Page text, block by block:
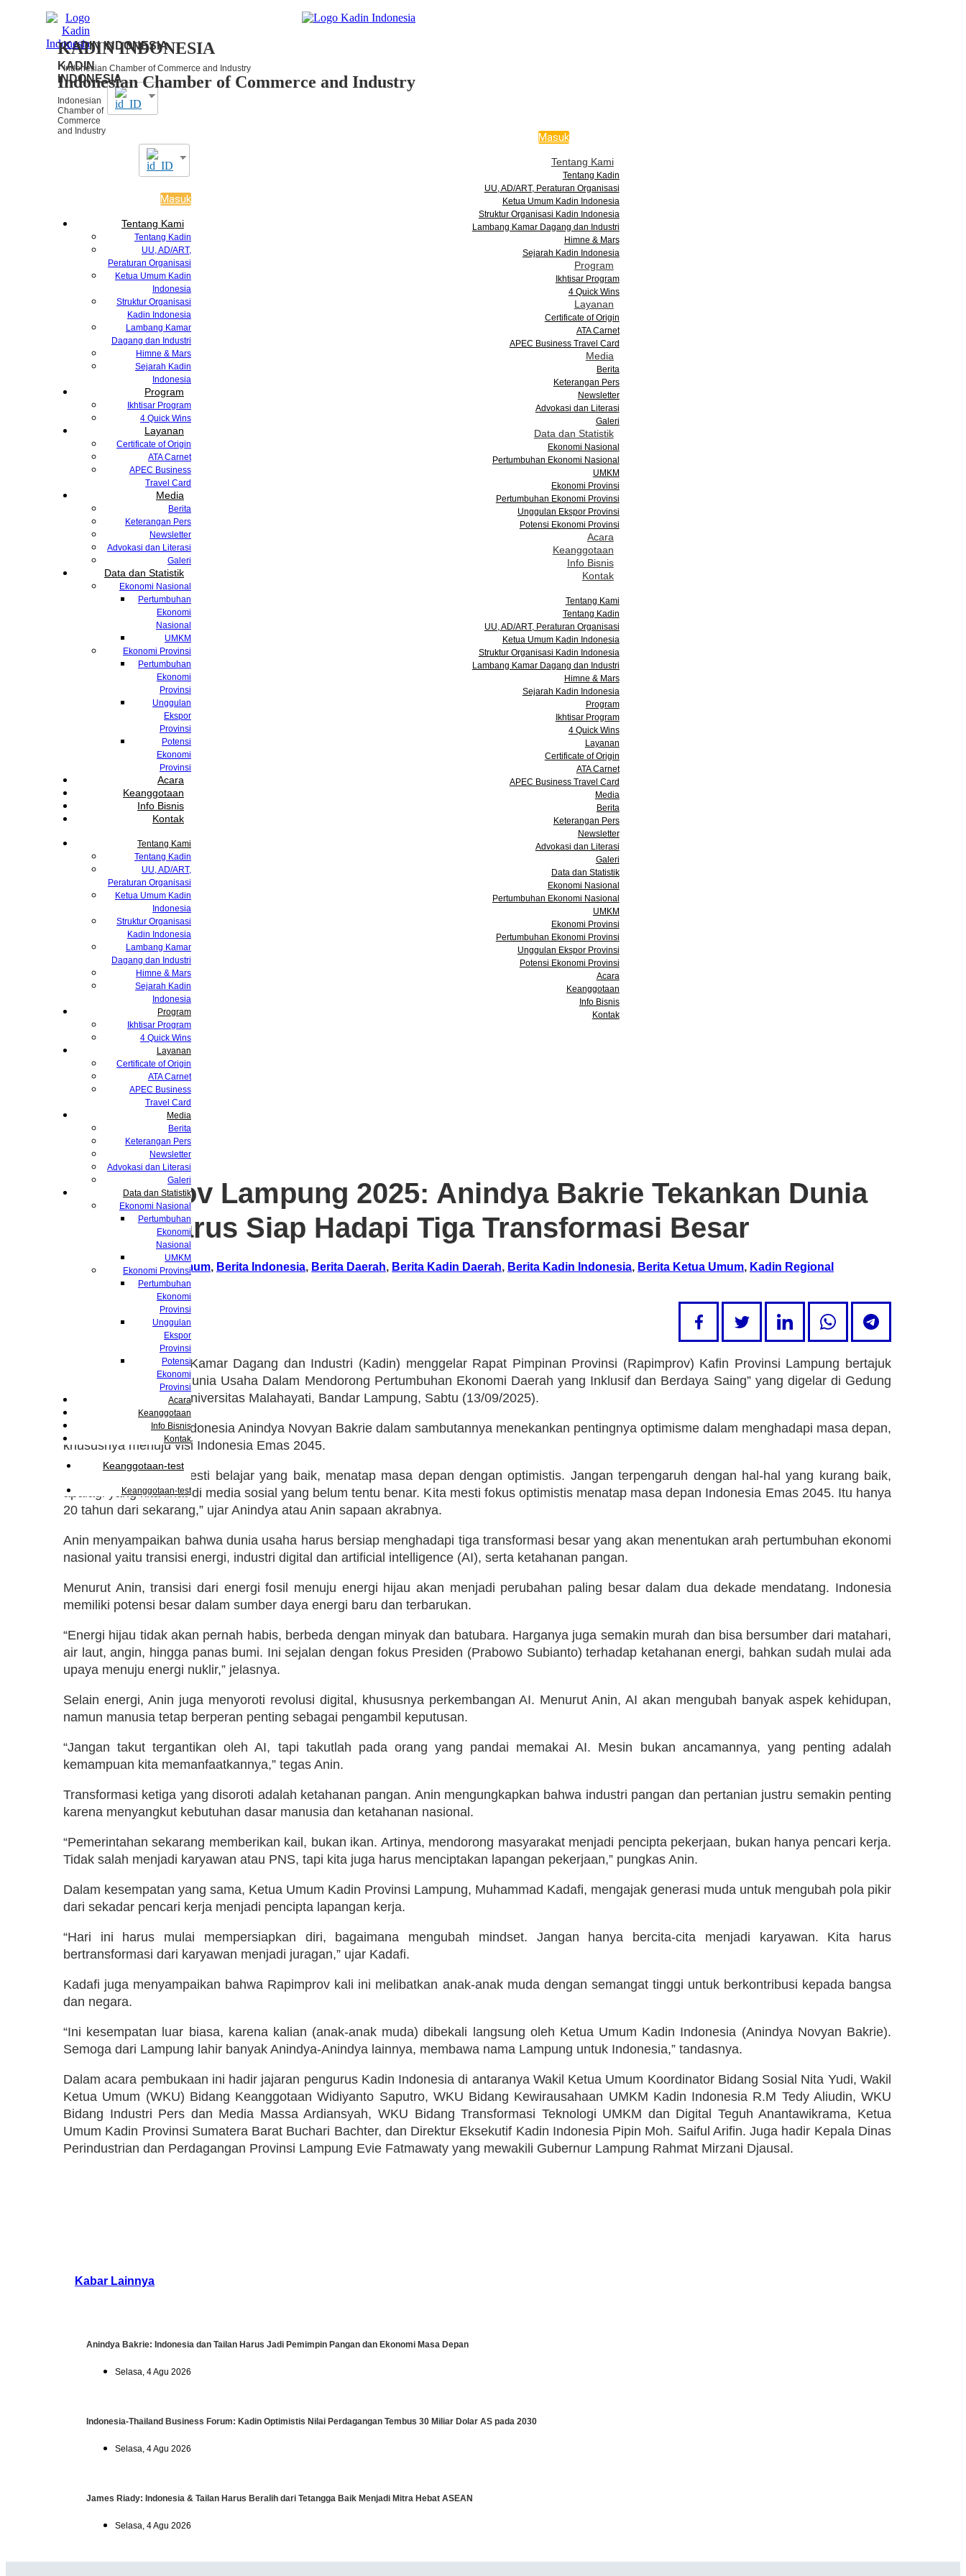
KADIN
INDONESIA
Indonesian
Chamber of
Commerce
and Industry
Masuk
Tentang Kami
Tentang Kadin
UU, AD/ART,
Peraturan Organisasi
Ketua Umum Kadin
Indonesia
Struktur Organisasi
Kadin Indonesia
Lambang Kamar
Dagang dan Industri
Himne & Mars
Sejarah Kadin
Indonesia
Program
Ikhtisar Program
4 Quick Wins
Layanan
Certificate of Origin
ATA Carnet
APEC Business
Travel Card
Media
Berita
Keterangan Pers
Newsletter
Advokasi dan Literasi
Galeri
Data dan Statistik
Ekonomi Nasional
Pertumbuhan
Ekonomi
Nasional
UMKM
Ekonomi Provinsi
Pertumbuhan
Ekonomi
Provinsi
Unggulan
Ekspor
Provinsi
Potensi
Ekonomi
Provinsi
Acara
Keanggotaan
Info Bisnis
Kontak
Tentang Kami
Tentang Kadin
UU, AD/ART,
Peraturan Organisasi
Ketua Umum Kadin
Indonesia
Struktur Organisasi
Kadin Indonesia
Lambang Kamar
Dagang dan Industri
Himne & Mars
Sejarah Kadin
Indonesia
Program
Ikhtisar Program
4 Quick Wins
Layanan
Certificate of Origin
ATA Carnet
APEC Business
Travel Card
Media
Berita
Keterangan Pers
Newsletter
Advokasi dan Literasi
Galeri
Data dan Statistik
Ekonomi Nasional
Pertumbuhan
Ekonomi
Nasional
UMKM
Ekonomi Provinsi
Pertumbuhan
Ekonomi
Provinsi
Unggulan
Ekspor
Provinsi
Potensi
Ekonomi
Provinsi
Acara
Keanggotaan
Info Bisnis
Kontak
Keanggotaan-test
Keanggotaan-test
KADIN INDONESIA
Indonesian Chamber of Commerce and Industry
KADIN INDONESIA
Indonesian Chamber of Commerce and Industry
Masuk
Tentang Kami
Tentang Kadin
UU, AD/ART, Peraturan Organisasi
Ketua Umum Kadin Indonesia
Struktur Organisasi Kadin Indonesia
Lambang Kamar Dagang dan Industri
Himne & Mars
Sejarah Kadin Indonesia
Program
Ikhtisar Program
4 Quick Wins
Layanan
Certificate of Origin
ATA Carnet
APEC Business Travel Card
Media
Berita
Keterangan Pers
Newsletter
Advokasi dan Literasi
Galeri
Data dan Statistik
Ekonomi Nasional
Pertumbuhan Ekonomi Nasional
UMKM
Ekonomi Provinsi
Pertumbuhan Ekonomi Provinsi
Unggulan Ekspor Provinsi
Potensi Ekonomi Provinsi
Acara
Keanggotaan
Info Bisnis
Kontak
Tentang Kami
Tentang Kadin
UU, AD/ART, Peraturan Organisasi
Ketua Umum Kadin Indonesia
Struktur Organisasi Kadin Indonesia
Lambang Kamar Dagang dan Industri
Himne & Mars
Sejarah Kadin Indonesia
Program
Ikhtisar Program
4 Quick Wins
Layanan
Certificate of Origin
ATA Carnet
APEC Business Travel Card
Media
Berita
Keterangan Pers
Newsletter
Advokasi dan Literasi
Galeri
Data dan Statistik
Ekonomi Nasional
Pertumbuhan Ekonomi Nasional
UMKM
Ekonomi Provinsi
Pertumbuhan Ekonomi Provinsi
Unggulan Ekspor Provinsi
Potensi Ekonomi Provinsi
Acara
Keanggotaan
Info Bisnis
Kontak
Rapimprov Lampung 2025: Anindya Bakrie Tekankan Dunia
Usaha Harus Siap Hadapi Tiga Transformasi Besar
Berita Utama,Ketua Umum, Berita Indonesia, Berita Daerah, Berita Kadin Daerah, Berita Kadin Indonesia, Berita Ketua Umum, Kadin Regional
Bandar Lampung– Kamar Dagang dan Industri (Kadin) menggelar Rapat Pimpinan Provinsi (Rapimprov) Kafin Provinsi Lampung bertajuk
“Memperkuat Peran Dunia Usaha Dalam Mendorong Pertumbuhan Ekonomi Daerah yang Inklusif dan Berdaya Saing” yang digelar di Gedung
Serbaguna Kampus Universitas Malahayati, Bandar Lampung, Sabtu (13/09/2025).
Ketua Umum Kadin Indonesia Anindya Novyan Bakrie dalam sambutannya menekankan pentingnya optimisme dalam menghadapi masa depan,
khususnya menuju visi Indonesia Emas 2045.
“Kita semua di sini mesti belajar yang baik, menatap masa depan dengan optimistis. Jangan terpengaruh dengan hal-hal yang kurang baik,
apalagi yang kita lihat di media sosial yang belum tentu benar. Kita mesti fokus optimistis menatap masa depan Indonesia Emas 2045. Itu hanya
20 tahun dari sekarang,” ujar Anindya atau Anin sapaan akrabnya.
Anin menyampaikan bahwa dunia usaha harus bersiap menghadapi tiga transformasi besar yang akan menentukan arah pertumbuhan ekonomi
nasional yaitu transisi energi, industri digital dan artificial intelligence (AI), serta ketahanan pangan.
Menurut Anin, transisi dari energi fosil menuju energi hijau akan menjadi perubahan paling besar dalam dua dekade mendatang. Indonesia
memiliki potensi besar dalam sumber daya energi baru dan terbarukan.
“Energi hijau tidak akan pernah habis, berbeda dengan minyak dan batubara. Harganya juga semakin murah dan bisa bersumber dari matahari,
air laut, angin, hingga panas bumi. Ini sejalan dengan fokus Presiden (Prabowo Subianto) terhadap ketahanan energi, bahkan sudah mulai ada
upaya menuju energi nuklir,” jelasnya.
Selain energi, Anin juga menyoroti revolusi digital, khususnya perkembangan AI. Menurut Anin, AI akan mengubah banyak aspek kehidupan,
namun manusia tetap berperan penting sebagai pengambil keputusan.
“Jangan takut tergantikan oleh AI, tapi takutlah pada orang yang pandai memakai AI. Mesin bukan ancamannya, yang penting adalah
kemampuan kita memanfaatkannya,” tegas Anin.
Transformasi ketiga yang disoroti adalah ketahanan pangan. Anin mengungkapkan bahwa industri pangan dan pertanian justru semakin penting
karena menyangkut kebutuhan dasar manusia dan ketahanan nasional.
“Pemerintahan sekarang memberikan kail, bukan ikan. Artinya, mendorong masyarakat menjadi pencipta pekerjaan, bukan hanya pencari kerja.
Tidak salah menjadi karyawan atau PNS, tapi kita juga harus menciptakan lapangan pekerjaan,” pungkas Anin.
Dalam kesempatan yang sama, Ketua Umum Kadin Provinsi Lampung, Muhammad Kadafi, mengajak generasi muda untuk mengubah pola pikir
dari sekadar pencari kerja menjadi pencipta lapangan kerja.
“Hari ini harus mulai mempersiapkan diri, bagaimana mengubah mindset. Jangan hanya bercita-cita menjadi karyawan. Kita harus
bertransformasi dari karyawan menjadi juragan,” ujar Kadafi.
Kadafi juga menyampaikan bahwa Rapimprov kali ini melibatkan anak-anak muda dengan semangat tinggi untuk berkontribusi kepada bangsa
dan negara.
“Ini kesempatan luar biasa, karena kalian (anak-anak muda) dibekali langsung oleh Ketua Umum Kadin Indonesia (Anindya Novyan Bakrie).
Semoga dari Lampung lahir banyak Anindya-Anindya lainnya, membawa nama Lampung untuk Indonesia,” tandasnya.
Dalam acara pembukaan ini hadir jajaran pengurus Kadin Indonesia di antaranya Wakil Ketua Umum Koordinator Bidang Sosial Nita Yudi, Wakil
Ketua Umum (WKU) Bidang Keanggotaan Widiyanto Saputro, WKU Bidang Kewirausahaan UMKM Kadin Indonesia R.M Tedy Aliudin, WKU
Bidang Industri Pers dan Media Massa Ardiansyah, WKU Bidang Transformasi Teknologi UMKM dan Digital Teguh Anantawikrama, Ketua
Umum Kadin Provinsi Sumatera Barat Buchari Bachter, dan Direktur Eksekutif Kadin Indonesia Pipin Moh. Saiful Arifin. Juga hadir Kepala Dinas
Perindustrian dan Perdagangan Provinsi Lampung Evie Fatmawaty yang mewakili Gubernur Lampung Rahmat Mirzani Djausal.
Kabar Lainnya
Anindya Bakrie: Indonesia dan Tailan Harus Jadi Pemimpin Pangan dan Ekonomi Masa Depan
Selasa, 4 Agu 2026
Indonesia-Thailand Business Forum: Kadin Optimistis Nilai Perdagangan Tembus 30 Miliar Dolar AS pada 2030
Selasa, 4 Agu 2026
James Riady: Indonesia & Tailan Harus Beralih dari Tetangga Baik Menjadi Mitra Hebat ASEAN
Selasa, 4 Agu 2026